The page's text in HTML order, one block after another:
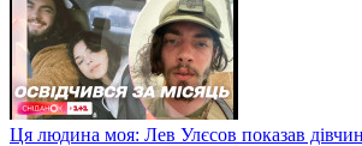
Ця людина моя: Лев Улєсов показав